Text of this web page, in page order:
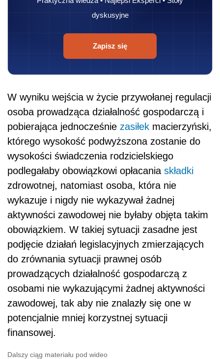
dyskusyjne
Zapisz się
W wyniku wejścia w życie przywołanej regulacji
osoba prowadząca działalność gospodarczą i
pobierająca jednocześnie zasiłek macierzyński,
którego wysokość podwyższona zostanie do
wysokości świadczenia rodzicielskiego
podlegałaby obowiązkowi opłacania składki
zdrowotnej, natomiast osoba, która nie
wykazuje i nigdy nie wykazywał żadnej
aktywności zawodowej nie byłaby objęta takim
obowiązkiem. W takiej sytuacji zasadne jest
podjęcie działań legislacyjnych zmierzających
do zrównania sytuacji prawnej osób
prowadzących działalność gospodarczą z
osobami nie wykazującymi żadnej aktywności
zawodowej, tak aby nie znalazły się one w
potencjalnie mniej korzystnej sytuacji
finansowej.
Dalszy ciąg materiału pod wideo